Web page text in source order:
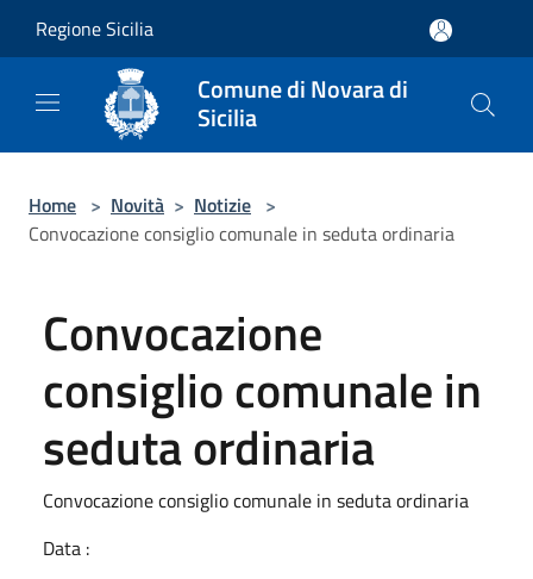
Regione Sicilia
Comune di Novara di
Sicilia
Home > Novità > Notizie >
Convocazione consiglio comunale in seduta ordinaria
Convocazione
consiglio comunale in
seduta ordinaria
Convocazione consiglio comunale in seduta ordinaria
Data :